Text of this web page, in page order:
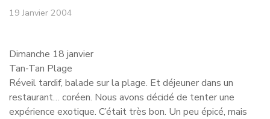
19 Janvier 2004
Dimanche 18 janvier
Tan-Tan Plage
Réveil tardif, balade sur la plage. Et déjeuner dans un
restaurant… coréen. Nous avons décidé de tenter une
expérience exotique. C’était très bon. Un peu épicé, mais